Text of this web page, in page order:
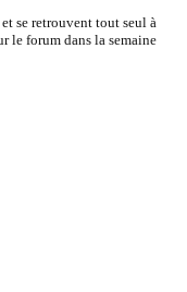
se retrouvent tout seul à
le forum dans la semaine